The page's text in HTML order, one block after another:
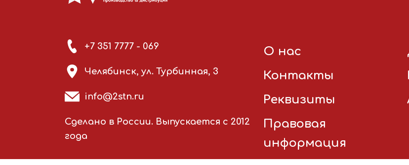
+7 351 7777 - 069
Челябинск, ул. Турбинная, 3
info@2stn.ru
Сделано в России. Выпускается с 2012
года
О нас
Контакты
Реквизиты
Правовая
информация